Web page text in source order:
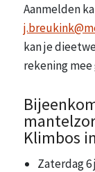
Aanmelden
kan je
rekening
Klimbos
Zaterdag 6